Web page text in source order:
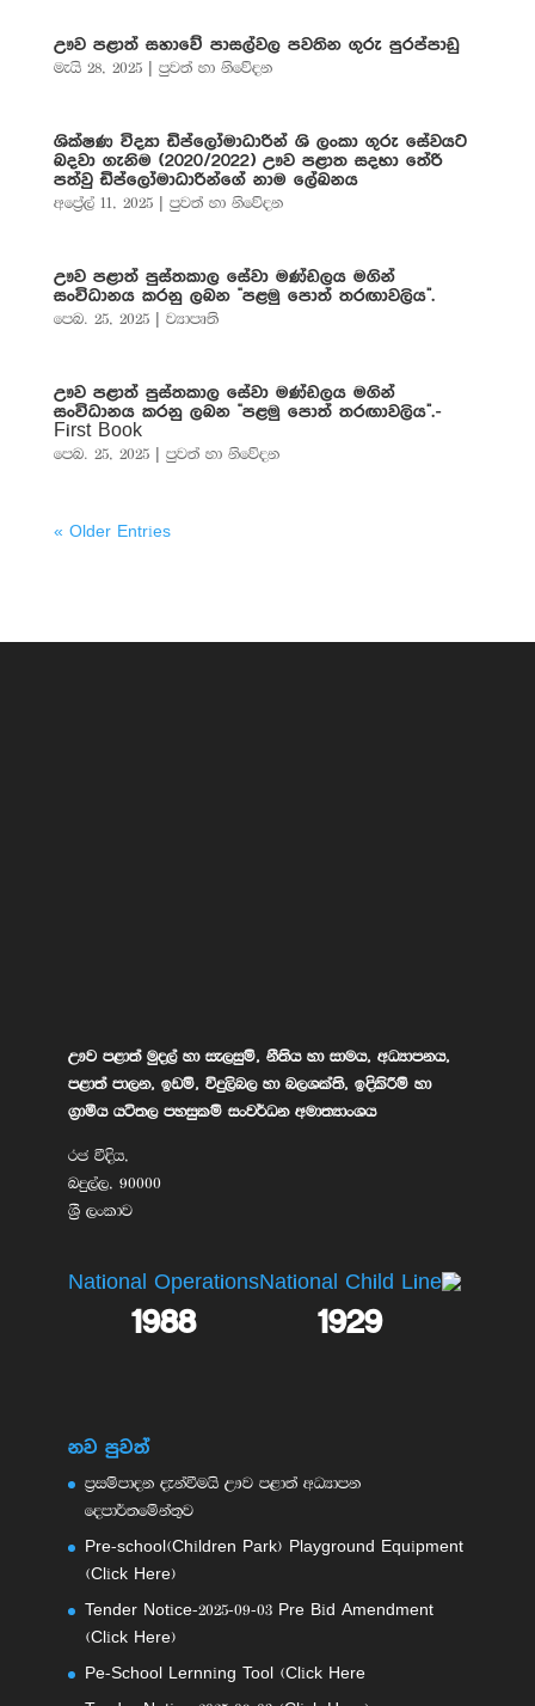
ඌව පළාත් සභාවේ පාසල්වල පවතින ගුරු පුරප්පාඩු
මැයි 28, 2025| පුවත් හා නිවේදන
ශික්ෂණ විද්‍යා ඩිප්ලෝමාධාරින් ශි ලංකා ගුරු සේවයට
බදවා ගැනිම (2020/2022) ඌව පළාත සදහා තේරි
පත්වු ඩිප්ලෝමාධාරින්ගේ නාම ලේඛනය
අප්‍රේල් 11, 2025| පුවත් හා නිවේදන
ඌව පළාත් පුස්තකාල සේවා මණ්ඩලය මගින්
සංවිධානය කරනු ලබන “පළමු පොත් තරඟාවලිය”.
පෙබ. 25, 2025| ව්‍යාපෘති
ඌව පළාත් පුස්තකාල සේවා මණ්ඩලය මගින්
සංවිධානය කරනු ලබන “පළමු පොත් තරඟාවලිය”.-
First Book
පෙබ. 25, 2025| පුවත් හා නිවේදන
« Older Entries
ඌව පළාත් මුදල් හා සැලසුම්, නීතිය හා සාමය, අධ්‍යාපනය,
පළාත් පාලන, ඉඩම්, විදුලිබල හා බලශක්ති, ඉදිකිරීම් හා
ග්‍රාමීය යටිතල පහසුකම් සංවර්ධන අමාත්‍යාංශය
රජ වීදිය,
බදුල්ල, 90000
ශ්‍රී ලංකාව
National Operations
1988
National Child Line
1929
නව පුවත්
ප්‍රසම්පාදන දැන්වීමයි ඌව පළාත් අධ්‍යාපන
දෙපාර්තමේන්තුව
Pre-school(Children Park) Playground Equipment
(Click Here)
Tender Notice-2025-09-03 Pre Bid Amendment
(Click Here)
Pe-School Lernning Tool (Click Here